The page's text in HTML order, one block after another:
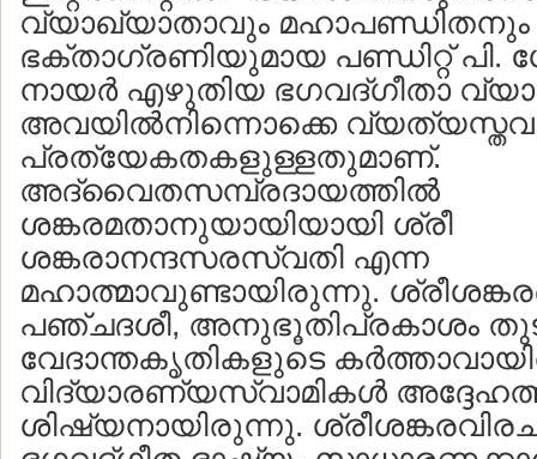
വ്യാഖ്യാതാവും മഹാപണ്ഡിതനും
ഭക്താഗ്രണിയുമായ പണ്ഡിറ്റ് പി.
നായര്‍ എഴുതിയ ഭഗവദ്ഗീതാ
അവയില്‍നിന്നൊക്കെ
പ്രത്യേകതകളുള്ളതുമാണ്.
അദ്വൈതസമ്പ്രദായത്തില്‍
ശങ്കരമതാനുയായിയായി ശ്രീ
ശങ്കരാനന്ദസരസ്വതി എന്ന
മഹാത്മാവുണ്ടായിരുന്നു.
പഞ്ചദശീ, അനുഭൂതിപ്രകാശം
വേദാന്തകൃതികളുടെ
വിദ്യാരണ്യസ്വാമികള്‍
ശിഷ്യനായിരുന്നു.